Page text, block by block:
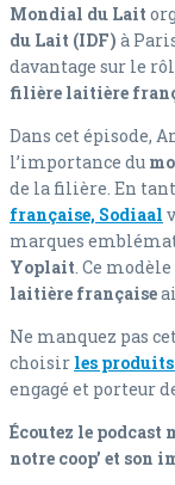
Mondial du Lait
du Lait (IDF) à
davantage sur le
filière laitière
Dans cet épisode,
l’importance du
de la filière. En
française, Sodiaal
marques
Yoplait . Ce
laitière française
Ne manquez pas
choisirles
engagé et porteur
Écoutez le podcast
notre coop’ et son